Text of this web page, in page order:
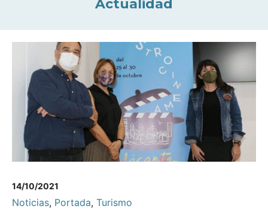
Actualidad
14/10/2021
Noticias, Portada, Turismo